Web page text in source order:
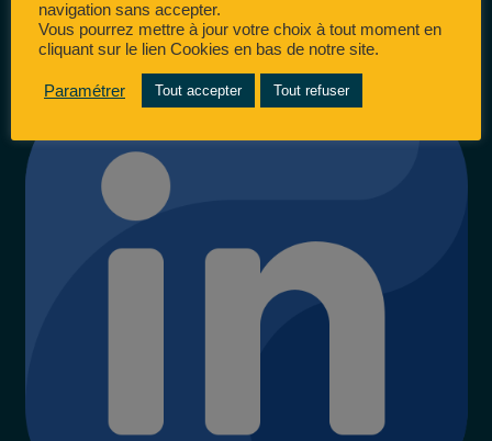
navigation sans accepter.
Vous pourrez mettre à jour votre choix à tout moment en
cliquant sur le lien Cookies en bas de notre site.
Paramétrer Tout accepter Tout refuser